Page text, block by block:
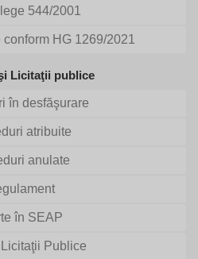
544/2001
HG 1269/2021
Licitaţii publice
în desfăşurare
atribuite
anulate
în SEAP
Publice